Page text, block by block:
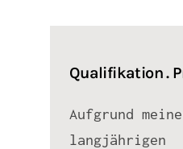
Qualifikation .
Aufgrund
langjährigen